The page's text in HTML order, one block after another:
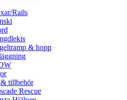
Rails
& hopp
& tillbehör
Rescue